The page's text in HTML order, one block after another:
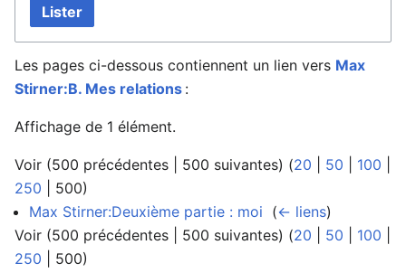
Lister
Les pages ci-dessous contiennent un lien vers Max
Stirner:B. Mes relations :
Affichage de 1 élément.
Voir (500 précédentes 500 suivantes) (20 50 100
250
500)
Max Stirner:Deuxième partie : moi (← liens)
Voir (500 précédentes 500 suivantes) (20 50 100
250
500)